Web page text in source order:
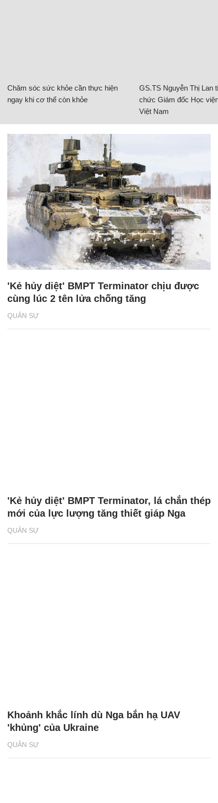
Chăm sóc sức khỏe cần thực hiện
ngay khi cơ thể còn khỏe
GS.TS Nguyễn Thị Lan
chức Giám đốc Học
Việt Nam
QUÂN SỰ
'Kẻ hủy diệt' BMPT Terminator chịu được
cùng lúc 2 tên lửa chống tăng
QUÂN SỰ
'Kẻ hủy diệt' BMPT Terminator, lá chắn thép
mới của lực lượng tăng thiết giáp Nga
QUÂN SỰ
Khoảnh khắc lính dù Nga bắn hạ UAV
'khủng' của Ukraine